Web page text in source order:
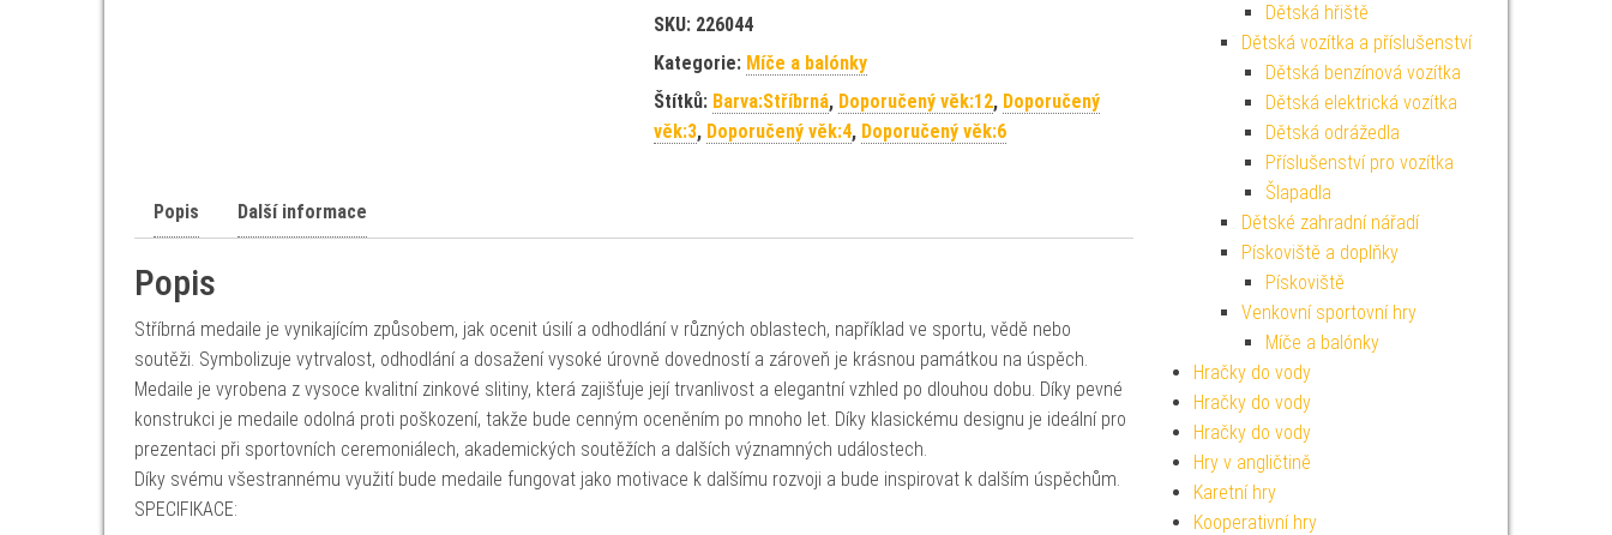
SKU: 226044
Kategorie: Míče a balónky
Štítků: Barva:Stříbrná, Doporučený věk:12, Doporučený
věk:3, Doporučený věk:4, Doporučený věk:6
Popis Další informace
Popis
Stříbrná medaile je vynikajícím způsobem, jak ocenit úsilí a odhodlání v různých oblastech, například ve sportu, vědě nebo
soutěži. Symbolizuje vytrvalost, odhodlání a dosažení vysoké úrovně dovedností a zároveň je krásnou památkou na úspěch.
Medaile je vyrobena z vysoce kvalitní zinkové slitiny, která zajišťuje její trvanlivost a elegantní vzhled po dlouhou dobu. Díky pevné
konstrukci je medaile odolná proti poškození, takže bude cenným oceněním po mnoho let. Díky klasickému designu je ideální pro
prezentaci při sportovních ceremoniálech, akademických soutěžích a dalších významných událostech.
Díky svému všestrannému využití bude medaile fungovat jako motivace k dalšímu rozvoji a bude inspirovat k dalším úspěchům.
SPECIFIKACE:
Dětská hřiště
Dětská vozítka a příslušenství
Dětská benzínová vozítka
Dětská elektrická vozítka
Dětská odrážedla
Příslušenství pro vozítka
Šlapadla
Dětské zahradní nářadí
Pískoviště a doplňky
Pískoviště
Venkovní sportovní hry
Míče a balónky
Hračky do vody
Hračky do vody
Hračky do vody
Hry v angličtině
Karetní hry
Kooperativní hry